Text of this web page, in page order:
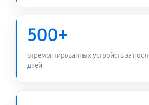
Замена кнопок громкости
470 руб
Замена разъёма наушников
Замена разъема зарядки (питания)
500+
отремонтированных устройств за
дней